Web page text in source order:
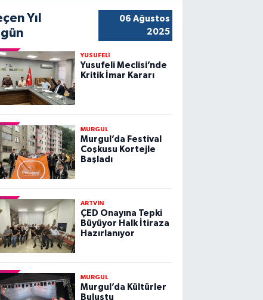
Yıl
06 Ağustos
2025
YUSUFELİ
Yusufeli Meclisi’nde
Kritik İmar Kararı
MURGUL
Murgul’da Festival
Coşkusu Kortejle
Başladı
ARTVİN
ÇED Onayına Tepki
Büyüyor Halk İtiraza
Hazırlanıyor
MURGUL
Murgul’da Kültürler
Buluştu